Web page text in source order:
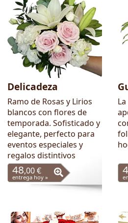
Delicadeza
Ramo de Rosas y Lirios
blancos con flores de
temporada. Sofisticado y
elegante, perfecto para
eventos especiales y
regalos distintivos
48,00 €
entrega hoy »